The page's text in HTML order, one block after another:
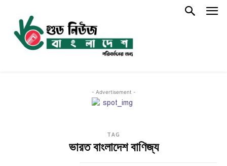
- Advertisement -
TAG
ভারত বাংলাদেশ বাণিজ্য